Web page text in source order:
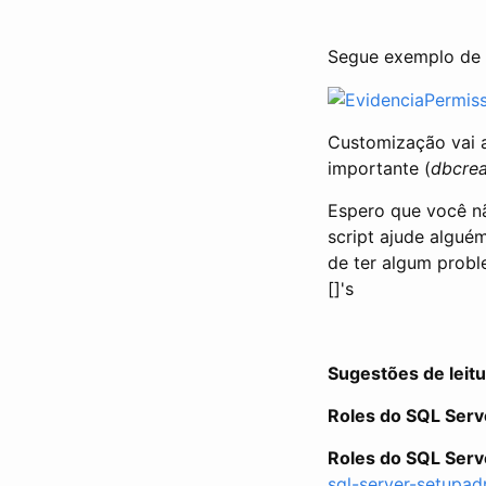
Segue exemplo
Customização vai
importante (
Espero que você
script ajude
de ter algum
[]'s
Sugestões de
Roles do SQL
Roles do SQL